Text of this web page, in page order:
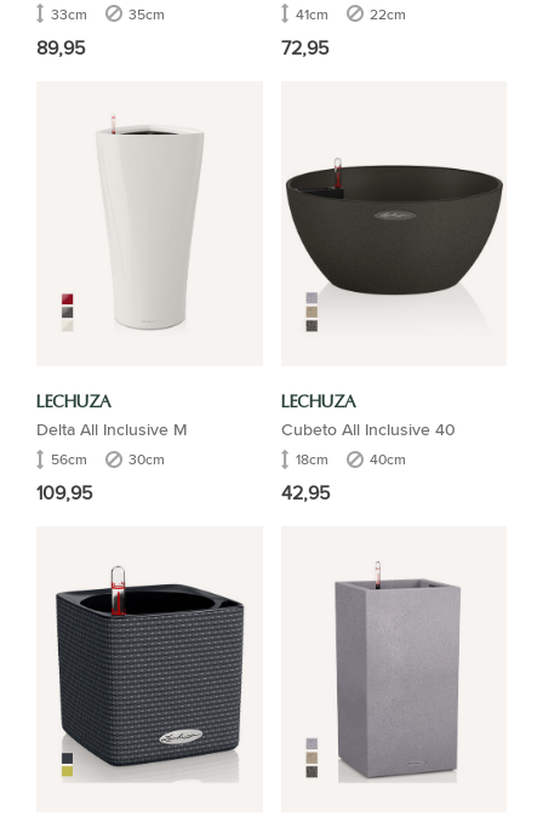
33cm 35cm
89,95
41cm 22cm
72,95
LECHUZA
Delta All Inclusive M
56cm 30cm
109,95
LECHUZA
Cubeto All Inclusive 40
18cm 40cm
42,95